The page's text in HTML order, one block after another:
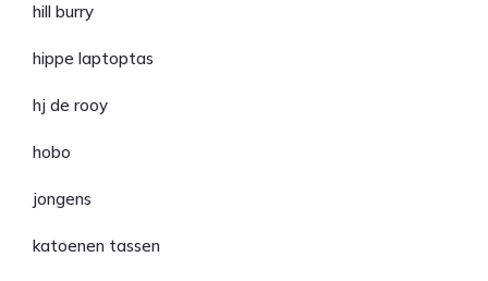
hill burry
hippe laptoptas
hj de rooy
hobo
jongens
katoenen tassen